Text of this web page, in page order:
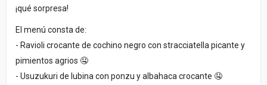
¡qué sorpresa!
El menú consta de:
- Ravioli crocante de cochino negro con stracciatella picante у
pimientos agrios 🤤
- Usuzukuri de lubina con ponzu y albahaca crocante 🤤